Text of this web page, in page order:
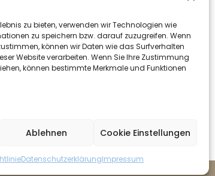
zu bieten, verwenden wir Technologien wie
zu speichern bzw. darauf zuzugreifen. Wenn
können wir Daten wie das Surfverhalten
Website verarbeiten. Wenn Sie Ihre Zustimmung
können bestimmte Merkmale und Funktionen
Ablehnen Cookie Einstellungen
DatenschutzerklärungImpressum